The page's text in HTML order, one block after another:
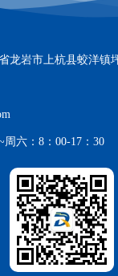
龙岩市上杭县蛟洋镇
六：8：00-17：30